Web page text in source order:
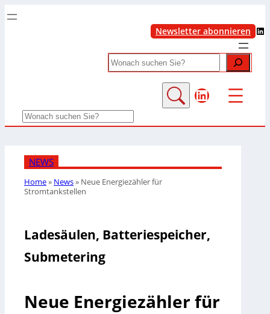
Newsletter abonnieren LinkedIn
Search
LinkedIn
Search
NEWS
Home» News» Neue Energiezähler für
Stromtankstellen
Ladesäulen, Batteriespeicher,
Submetering
Neue Energiezähler für